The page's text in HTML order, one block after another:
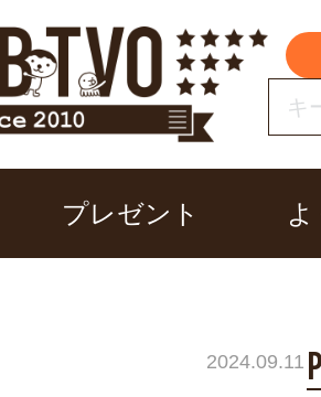
プレゼント
2024.09.11